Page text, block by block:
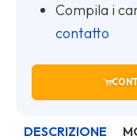
Compila i
contatto
DESCRIZIONE